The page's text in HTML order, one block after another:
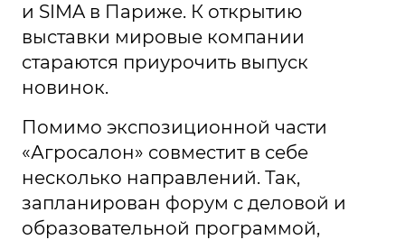
и SIMA в Париже. К открытию
выставки мировые компании
стараются приурочить выпуск
новинок.
Помимо экспозиционной части
«Агросалон» совместит в себе
несколько направлений. Так,
запланирован форум с деловой и
образовательной программой,